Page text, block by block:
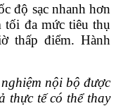
độ sạc nhanh hơn
đa mức tiêu thụ
thấp điểm. Hành
nội bộ được
thực tế có thể thay